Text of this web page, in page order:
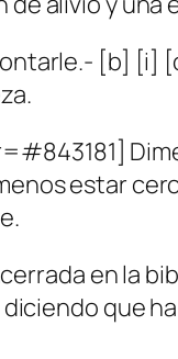
[b] [i]
estar
en la
que